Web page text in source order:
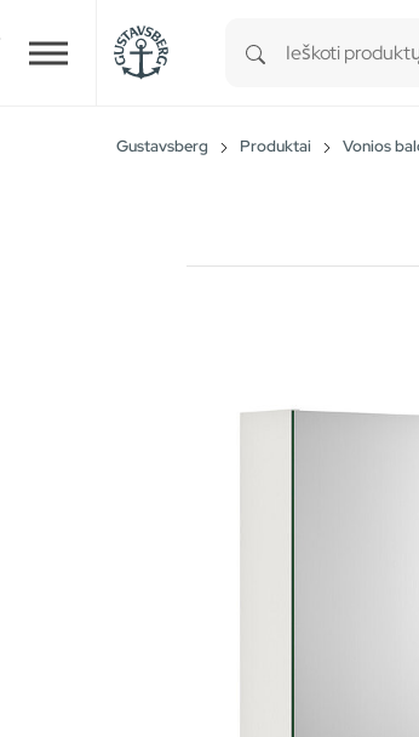
Skip to main content
Type 1 or
Gustavsberg Produktai Vonios